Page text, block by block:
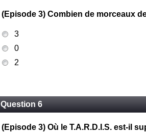
(Episode 3) Combien de morceaux
3
0
2
Question 6
(Episode 3) Où le T.A.R.D.I.S. est-il